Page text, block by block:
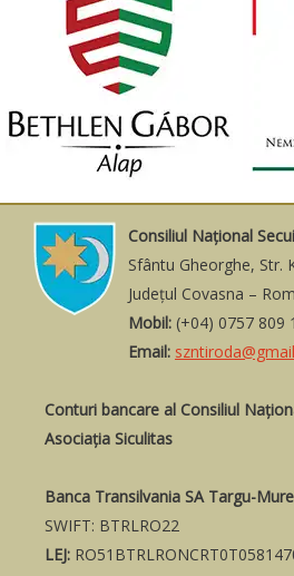
Consiliul Naţional
Sfântu Gheorghe, Str.
Judeţul Covasna –
Mobil: (+04) 0757 809
Email:
Conturi bancare al Consiliul
Asociația Siculitas
Banca Transilvania SA Targu-
SWIFT: BTRLRO22
LEJ: